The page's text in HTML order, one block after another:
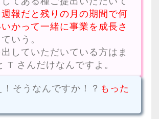
週報だと残りの月の期間で何
かって一緒に事業を成長さ
いう。
していただいている方はま
T さんだけなんですよ。
そうなんですか！？ もった